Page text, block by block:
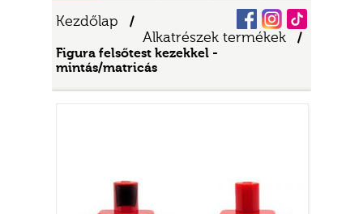
Kezdőlap /
Alkatrészek termékek
/
Figura felsőtest kezekkel -
mintás/matricás